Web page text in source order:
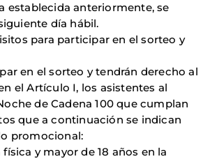
establecida anteriormente, se
día hábil.
para participar en el sorteo y
en el sorteo y tendrán derecho al
el Artículo I, los asistentes al
de Cadena 100 que cumplan
que a continuación se indican
promocional:
física y mayor de 18 años en la